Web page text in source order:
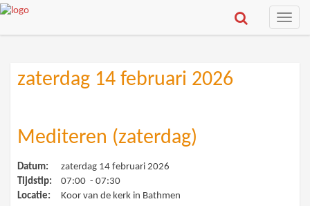
Toggle
zaterdag 14 februari 2026
Mediteren (zaterdag)
Datum:
zaterdag 14 februari 2026
Tijdstip:
07:00 - 07:30
Locatie:
Koor van de kerk in Bathmen